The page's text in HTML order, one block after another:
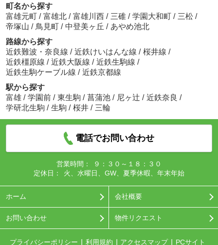
町名から探す
富雄元町 / 富雄北 / 富雄川西 / 三碓 / 学園大和町 / 三松 /
帝塚山 / 鳥見町 / 中登美ヶ丘 / あやめ池北
路線から探す
近鉄難波・奈良線 / 近鉄けいはんな線 / 桜井線 /
近鉄橿原線 / 近鉄大阪線 / 近鉄生駒線 /
近鉄生駒ケーブル線 / 近鉄京都線
駅から探す
富雄 / 学園前 / 東生駒 / 菖蒲池 / 尼ヶ辻 / 近鉄奈良 /
学研北生駒 / 生駒 / 桜井 / 三輪
電話でお問い合わせ
営業時間：
９：３０～１８：３０
定休日：
火、水曜日、GW、夏季休暇、年末年始
ホーム 会社概要
お問い合わせ 物件リクエスト
プライバシーポリシー 利用規約 アクセスマップ PCサイト